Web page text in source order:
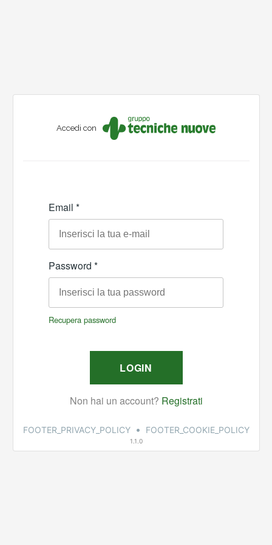
Accedi con
FOOTER_PRIVACY_POLICY • FOOTER_COOKIE_POLICY
1.1.0